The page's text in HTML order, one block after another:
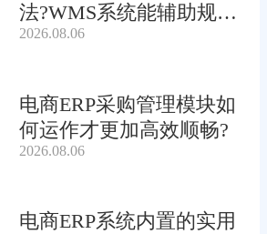
法?WMS系统能辅助规划
吗?
2026.08.06
电商ERP采购管理模块如
何运作才更加高效顺畅?
2026.08.06
电商ERP系统内置的实用